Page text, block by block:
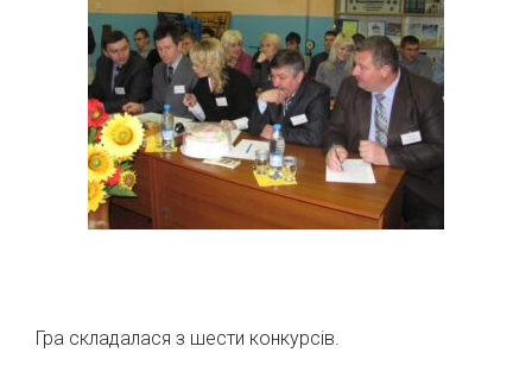
Гра складалася з шести конкурсів.